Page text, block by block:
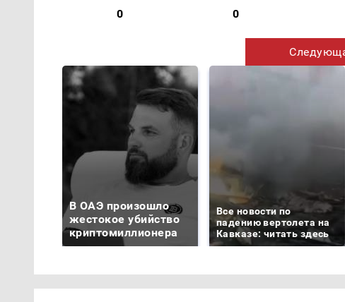
0 0
В ОАЭ произошло
жестокое убийство
криптомиллионера
Все новости по
падению вертолета на
Кавказе: читать здесь